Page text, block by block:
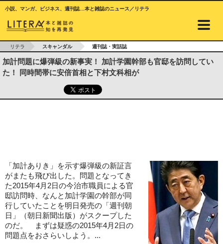
小説、マンガ、ビジネス、週刊誌…本と雑誌のニュース／リテラ
リテラ スキャンダル 週刊誌・実話誌
加計問題に爆弾級の新事実！ 加計学園幹部も官邸を訪問してい
た！ 同時間帯に安倍首相と下村文科相が
「加計ありき」を示す爆弾級の新証言
がまたも飛び出した。問題となってき
た2015年4月2日の今治市職員による官
邸訪問時、なんと加計学園の幹部が同
行していたことを明日発売の「週刊朝
日」（朝日新聞出版）がスクープした
のだ。 まずは疑惑の2015年4月2日の
問題点をおさらいしよう。...